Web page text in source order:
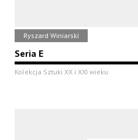
Ryszard Winiarski
Seria E
Kolekcja Sztuki XX i XXI wieku